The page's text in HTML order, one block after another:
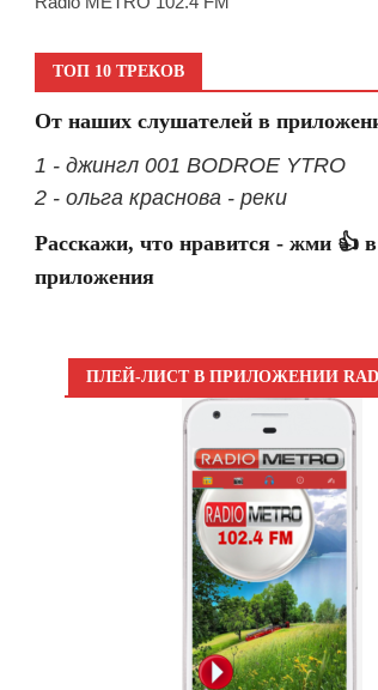
ТОП 10 ТРЕКОВ
От наших слушателей в
1 - джингл 001 BODROE YTRO
2 - ольга краснова - реки
Расскажи, что нравится - жми 👍 в
приложения
ПЛЕЙ-ЛИСТ В ПРИЛОЖЕНИИ